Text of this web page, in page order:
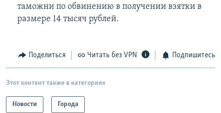
таможни по обвинению в получении взятки в
размере 14 тысяч рублей.
Поделиться Читать без VPN Подпишитесь
Этот контент также в категориях
Новости Города